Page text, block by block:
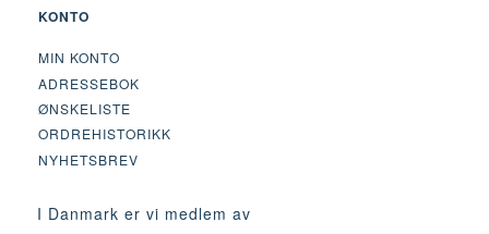
KONTO
MIN KONTO
ADRESSEBOK
ØNSKELISTE
ORDREHISTORIKK
NYHETSBREV
I Danmark er vi medlem av